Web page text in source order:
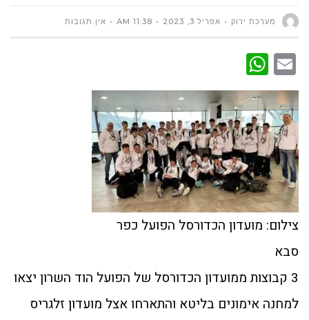
מערכת ירוק אפריל 3, 2023 11:38 AM אין תגובות
Email
צילום: מועדון הכדורסל הפועל כפר
סבא
3 קבוצות ממועדון הכדורסל של הפועל הוד השרון יצאו
למחנה אימונים בליטא והתארחו אצל מועדון זלגריס